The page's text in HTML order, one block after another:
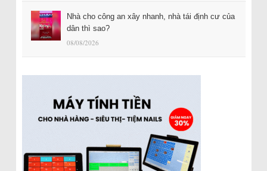
Nhà cho công an xây nhanh, nhà tái định cư của
dân thì sao?
08/08/2026